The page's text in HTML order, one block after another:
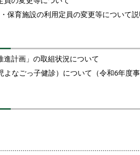
保育施設の利用定員の変更等について
進計画」の取組状況について
なごっ子健診）について（令和6年度事